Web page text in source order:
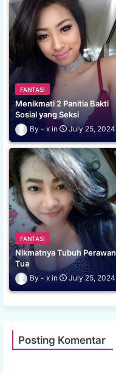
FANTASI
Menikmati 2 Panitia Bakti
Sosial yang Seksi
x July 25, 2024
FANTASI
Nikmatnya Tubuh Perawan
Tua
x July 25, 2024
Posting Komentar